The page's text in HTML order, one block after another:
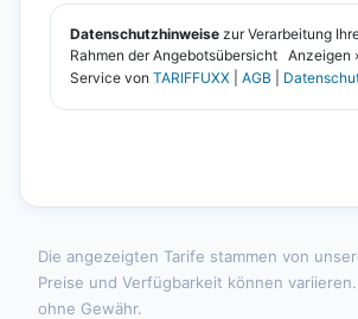
Die angezeigten Tarife stammen von
Preise und Verfügbarkeit können
ohne Gewähr.